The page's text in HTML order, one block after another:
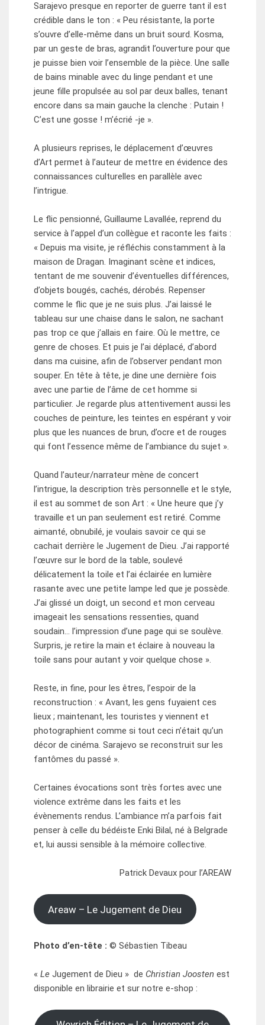
Sarajevo presque en reporter de guerre tant il est
crédible dans le ton : « Peu résistante, la porte
s’ouvre d’elle-même dans un bruit sourd. Kosma,
par un geste de bras, agrandit l’ouverture pour que
je puisse bien voir l’ensemble de la pièce. Une salle
de bains minable avec du linge pendant et une
jeune fille propulsée au sol par deux balles, tenant
encore dans sa main gauche la clenche : Putain !
C’est une gosse ! m’écrié -je ».
A plusieurs reprises, le déplacement d’œuvres
d’Art permet à l’auteur de mettre en évidence des
connaissances culturelles en parallèle avec
l’intrigue.
Le flic pensionné, Guillaume Lavallée, reprend du
service à l’appel d’un collègue et raconte les faits :
« Depuis ma visite, je réfléchis constamment à la
maison de Dragan. Imaginant scène et indices,
tentant de me souvenir d’éventuelles différences,
d’objets bougés, cachés, dérobés. Repenser
comme le flic que je ne suis plus. J’ai laissé le
tableau sur une chaise dans le salon, ne sachant
pas trop ce que j’allais en faire. Où le mettre, ce
genre de choses. Et puis je l’ai déplacé, d’abord
dans ma cuisine, afin de l’observer pendant mon
souper. En tête à tête, je dine une dernière fois
avec une partie de l’âme de cet homme si
particulier. Je regarde plus attentivement aussi les
couches de peinture, les teintes en espérant y voir
plus que les nuances de brun, d’ocre et de rouges
qui font l’essence même de l’ambiance du sujet ».
Quand l’auteur/narrateur mène de concert
l’intrigue, la description très personnelle et le style,
il est au sommet de son Art : « Une heure que j’y
travaille et un pan seulement est retiré. Comme
aimanté, obnubilé, je voulais savoir ce qui se
cachait derrière le Jugement de Dieu. J’ai rapporté
l’œuvre sur le bord de la table, soulevé
délicatement la toile et l’ai éclairée en lumière
rasante avec une petite lampe led que je possède.
J’ai glissé un doigt, un second et mon cerveau
imageait les sensations ressenties, quand
soudain… l’impression d’une page qui se soulève.
Surpris, je retire la main et éclaire à nouveau la
toile sans pour autant y voir quelque chose ».
Reste, in fine, pour les êtres, l’espoir de la
reconstruction : « Avant, les gens fuyaient ces
lieux ; maintenant, les touristes y viennent et
photographient comme si tout ceci n’était qu’un
décor de cinéma. Sarajevo se reconstruit sur les
fantômes du passé ».
Certaines évocations sont très fortes avec une
violence extrême dans les faits et les
évènements rendus. L’ambiance m’a parfois fait
penser à celle du bédéiste Enki Bilal, né à Belgrade
et, lui aussi sensible à la mémoire collective.
Patrick Devaux pour l’AREAW
Areaw – Le Jugement de Dieu
Photo d’en-tête : © Sébastien Tibeau
« Le Jugement de Dieu » de Christian Joostenest
disponible en librairie et sur notre e-shop :